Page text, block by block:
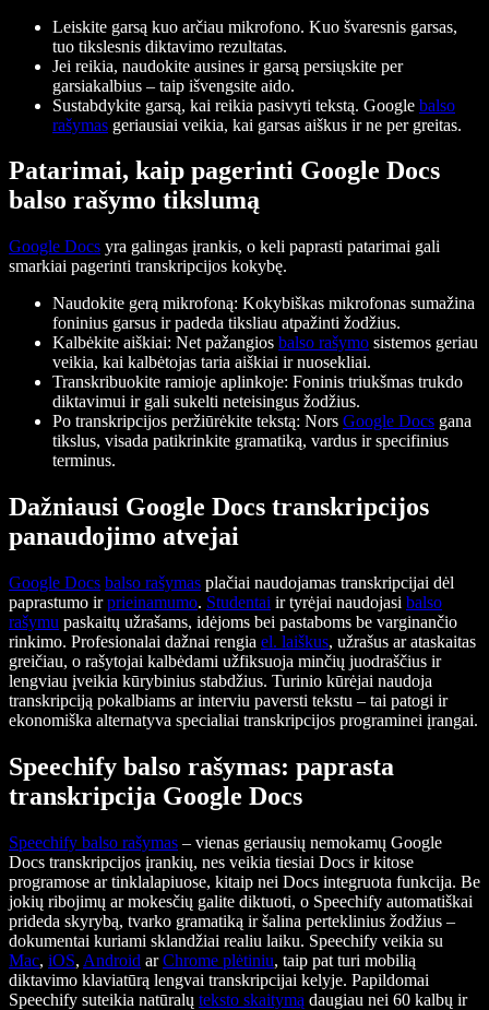
Leiskite garsą kuo arčiau mikrofono. Kuo švaresnis garsas,
tuo tikslesnis diktavimo rezultatas.
Jei reikia, naudokite ausines ir garsą persiųskite per
garsiakalbius – taip išvengsite aido.
Sustabdykite garsą, kai reikia pasivyti tekstą. Google balso
rašymas geriausiai veikia, kai garsas aiškus ir ne per greitas.
Patarimai, kaip pagerinti Google Docs
balso rašymo tikslumą
Google Docs yra galingas įrankis, o keli paprasti patarimai gali
smarkiai pagerinti transkripcijos kokybę.
Naudokite gerą mikrofoną: Kokybiškas mikrofonas sumažina
foninius garsus ir padeda tiksliau atpažinti žodžius.
Kalbėkite aiškiai: Net pažangios balso rašymo sistemos geriau
veikia, kai kalbėtojas taria aiškiai ir nuosekliai.
Transkribuokite ramioje aplinkoje: Foninis triukšmas trukdo
diktavimui ir gali sukelti neteisingus žodžius.
Po transkripcijos peržiūrėkite tekstą: Nors Google Docs gana
tikslus, visada patikrinkite gramatiką, vardus ir specifinius
terminus.
Dažniausi Google Docs transkripcijos
panaudojimo atvejai
Google Docs balso rašymas plačiai naudojamas transkripcijai dėl
paprastumo irprieinamumo. Studentai ir tyrėjai naudojasi balso
rašymu paskaitų užrašams, idėjoms bei pastaboms be varginančio
rinkimo. Profesionalai dažnai rengia el. laiškus, užrašus ar ataskaitas
greičiau, o rašytojai kalbėdami užfiksuoja minčių juodraščius ir
lengviau įveikia kūrybinius stabdžius. Turinio kūrėjai naudoja
transkripciją pokalbiams ar interviu paversti tekstu – tai patogi ir
ekonomiška alternatyva specialiai transkripcijos programinei įrangai.
Speechify balso rašymas: paprasta
transkripcija Google Docs
Speechify balso rašymas – vienas geriausių nemokamų Google
Docs transkripcijos įrankių, nes veikia tiesiai Docs ir kitose
programose ar tinklalapiuose, kitaip nei Docs integruota funkcija. Be
jokių ribojimų ar mokesčių galite diktuoti, o Speechify automatiškai
prideda skyrybą, tvarko gramatiką ir šalina perteklinius žodžius –
dokumentai kuriami sklandžiai realiu laiku. Speechify veikia su
Mac, iOS, Android arChrome plėtiniu, taip pat turi mobilią
diktavimo klaviatūrą lengvai transkripcijai kelyje. Papildomai
Speechify suteikia natūralų teksto skaitymą daugiau nei 60 kalbų ir